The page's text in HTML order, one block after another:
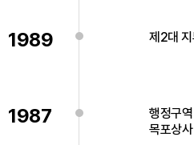
1989 제2대 지
1987
행정구
목포상